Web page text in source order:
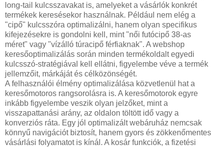
long-tail kulcsszavakat is, amelyeket a vásárlók konkrét
termékek keresésekor használnak. Például nem elég a
"cipő" kulcsszóra optimalizálni, hanem olyan specifikus
kifejezésekre is gondolni kell, mint "női futócipő 38-as
méret" vagy "vízálló túracipő férfiaknak". A webshop
keresőoptimalizálás során minden termékoldalt egyedi
kulcsszó-stratégiával kell ellátni, figyelembe véve a termék
jellemzőit, márkáját és célközönségét.
A felhasználói élmény optimalizálása közvetlenül hat a
keresőmotoros rangsorolásra is. A keresőmotorok egyre
inkább figyelembe veszik olyan jelzőket, mint a
visszapattanási arány, az oldalon töltött idő vagy a
konverziós ráta. Egy jól optimalizált webáruház nemcsak
könnyű navigációt biztosít, hanem gyors és zökkenőmentes
vásárlási folyamatot is kínál. A kosár funkciók, a fizetési